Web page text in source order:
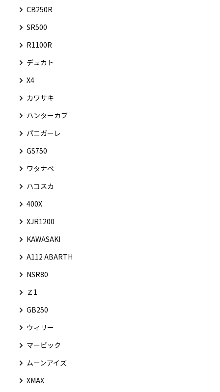
CB250R
SR500
R1100R
デュカト
X4
カワサキ
ハンターカブ
パニガーレ
GS750
ワタナベ
ハコスカ
400X
XJR1200
KAWASAKI
A112 ABARTH
NSR80
Ｚ1
GB250
ウィリー
マービック
ムーンアイズ
XMAX